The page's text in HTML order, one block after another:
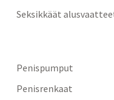
Seksikkäät
Penispumput
Penisrenkaat